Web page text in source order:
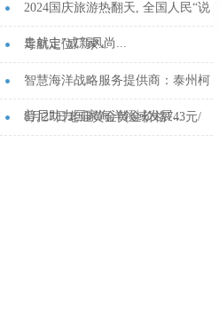
2024国庆旅游热翻天, 全国人民“说
走就走”成新风尚...
导航定位厂家...
智慧海洋战略服务提供商：泰州柯
普尼助力国家海洋领域发展...
8月27日老庙黄金黄金价格743元/